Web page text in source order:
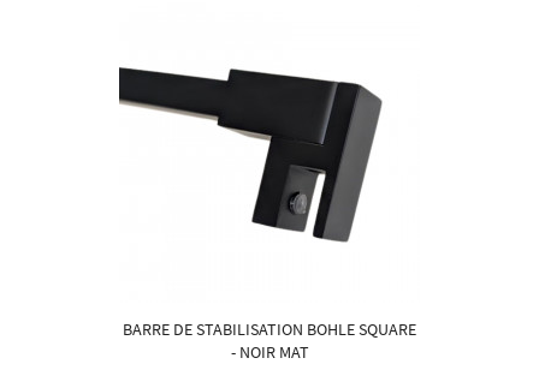
BARRE DE STABILISATION BOHLE SQUARE
- NOIR MAT